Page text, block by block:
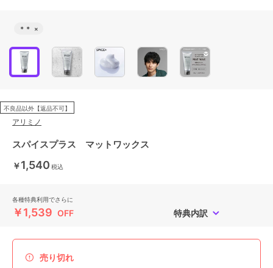
＊＊ ×
不良品以外【返品不可】
アリミノ
スパイスプラス マットワックス
￥1,540 税込
各種特典利用でさらに
￥1,539 OFF 特典内訳
売り切れ